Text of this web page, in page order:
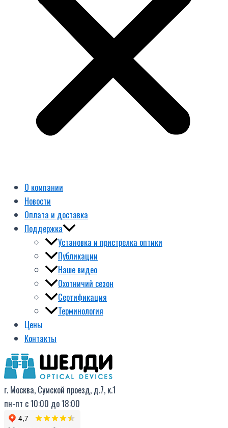
О компании
Новости
Оплата и доставка
Поддержка
Установка и пристрелка оптики
Публикации
Наше видео
Охотничий сезон
Сертификация
Терминология
Цены
Контакты
г. Москва, Сумской проезд, д.7, к.1
пн-пт с 10:00 до 18:00